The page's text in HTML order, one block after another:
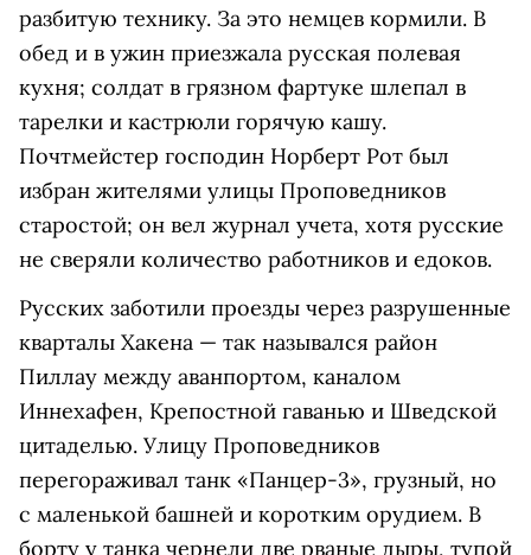
разбитую технику. За это немцев кормили. В
обед и в ужин приезжала русская полевая
кухня; солдат в грязном фартуке шлепал в
тарелки и кастрюли горячую кашу.
Почтмейстер господин Норберт Рот был
избран жителями улицы Проповедников
старостой; он вел журнал учета, хотя русские
не сверяли количество работников и едоков.
Русских заботили проезды через разрушенные
кварталы Хакена — так назывался район
Пиллау между аванпортом, каналом
Иннехафен, Крепостной гаванью и Шведской
цитаделью. Улицу Проповедников
перегораживал танк «Панцер-3», грузный, но
с маленькой башней и коротким орудием. В
борту у танка чернели две рваные дыры, тупой